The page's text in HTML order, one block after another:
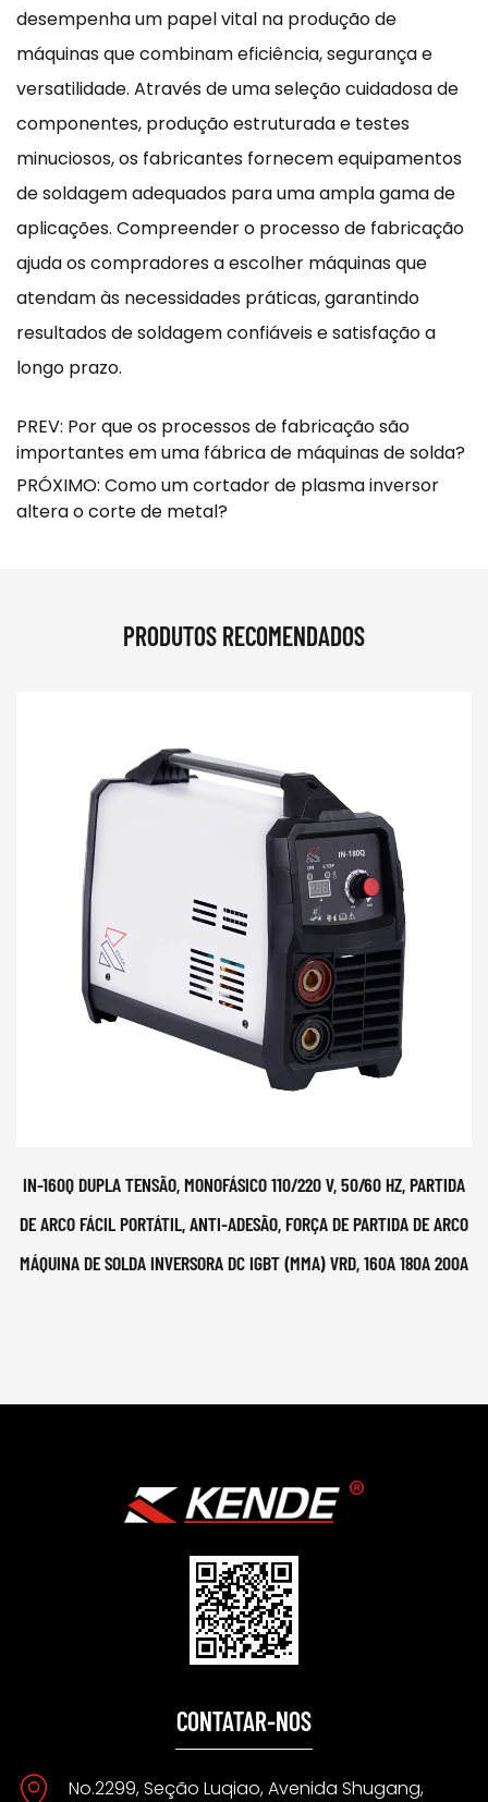
desempenha um papel vital na produção de
máquinas que combinam eficiência, segurança e
versatilidade. Através de uma seleção cuidadosa de
componentes, produção estruturada e testes
minuciosos, os fabricantes fornecem equipamentos
de soldagem adequados para uma ampla gama de
aplicações. Compreender o processo de fabricação
ajuda os compradores a escolher máquinas que
atendam às necessidades práticas, garantindo
resultados de soldagem confiáveis ​​e satisfação a
longo prazo.
PREV: Por que os processos de fabricação são
importantes em uma fábrica de máquinas de solda?
PRÓXIMO: Como um cortador de plasma inversor
altera o corte de metal?
PRODUTOS RECOMENDADOS
IN-160Q DUPLA TENSÃO, MONOFÁSICO 110/220 V, 50/60 HZ, PARTIDA
DE ARCO FÁCIL PORTÁTIL, ANTI-ADESÃO, FORÇA DE PARTIDA DE ARCO
MÁQUINA DE SOLDA INVERSORA DC IGBT (MMA) VRD, 160A 180A 200A
CONTATAR-NOS
No.2299, Seção Luqiao, Avenida Shugang,